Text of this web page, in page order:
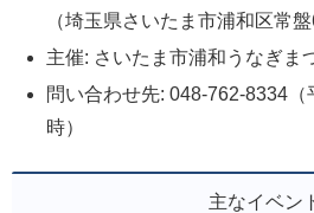
（埼玉県さいたま市浦和区常盤
主催: さいたま市浦和うなぎま
問い合わせ先: 048-762-8334
時）
主なイベン